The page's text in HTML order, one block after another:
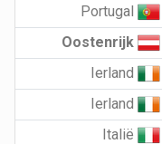
Portugal
Oostenrijk
Ierland
Ierland
Italië